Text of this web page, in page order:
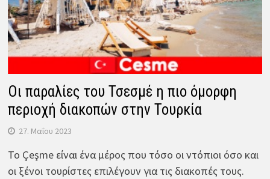
Οι παραλίες του Τσεσμέ η πιο όμορφη
περιοχή διακοπών στην Τουρκία
27. Μαΐου 2023
Το Çeşme είναι ένα μέρος που τόσο οι ντόπιοι όσο και
οι ξένοι τουρίστες επιλέγουν για τις διακοπές τους.